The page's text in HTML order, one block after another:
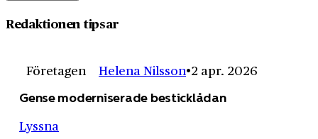
Redaktionen tipsar
Företagen Helena Nilsson 2 apr. 2026
Gense moderniserade besticklådan
Lyssna